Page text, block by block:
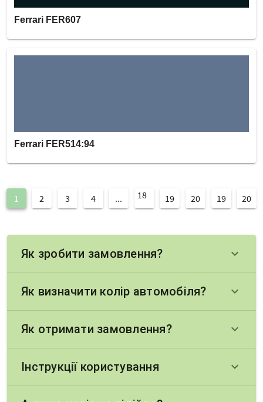
Ferrari FER607
Ferrari FER514:94
1 2 3 4 ... 18 19 20 19 20
Як зробити замовлення? keyboard_arrow_down
Як визначити колір автомобіля? keyboard_arrow_down
Як отримати замовлення? keyboard_arrow_down
Інструкції користування keyboard_arrow_down